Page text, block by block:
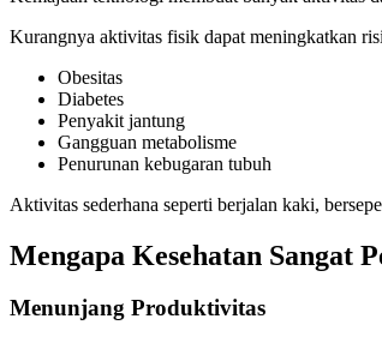
Kurangnya aktivitas fisik dapat meningkatkan
Obesitas
Diabetes
Penyakit jantung
Gangguan metabolisme
Penurunan kebugaran tubuh
Aktivitas sederhana seperti berjalan kaki,
Mengapa Kesehatan Sangat
Menunjang Produktivitas